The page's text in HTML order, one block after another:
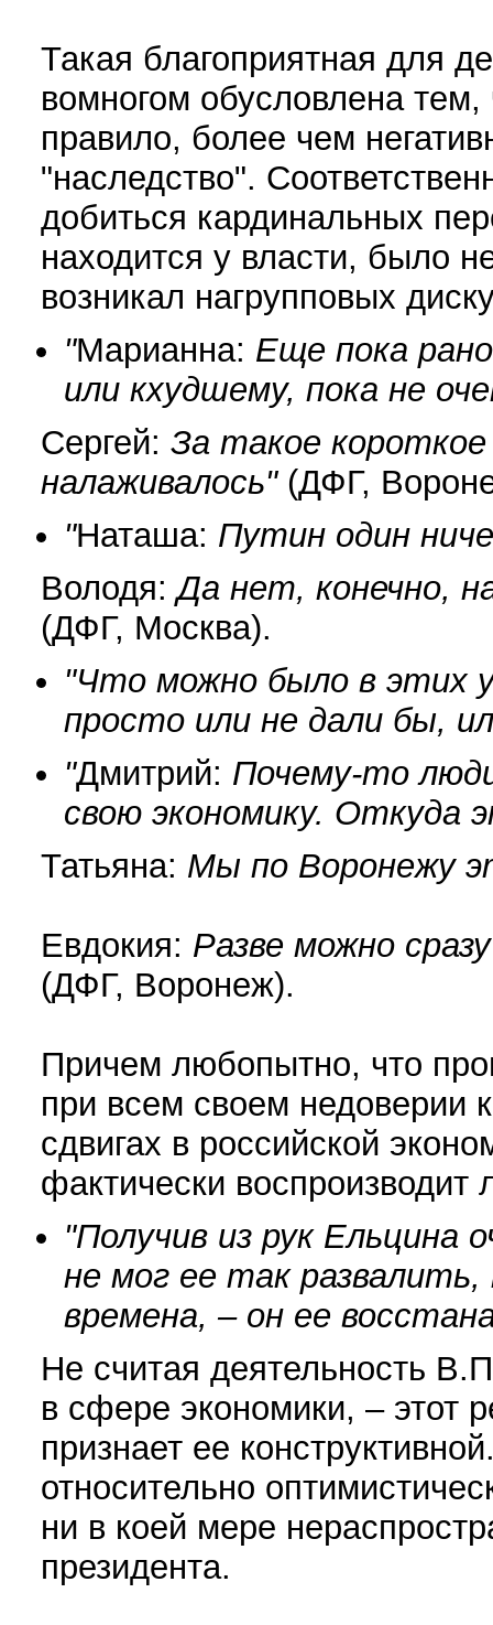
Такая благоприятная для
вомногом обусловлена тем,
правило, более чем
"наследство".
добиться кардинальных
находится у власти, было
возникал нагрупповых
"Марианна: Еще пока
или кхудшему, пока не
Сергей: За такое короткое
налаживалось"(ДФГ,
"Наташа: Путин один
Володя:Да нет, конечно,
(ДФГ, Москва).
"Что можно было в этих
просто или не дали бы,
"Дмитрий: Почему-то
свою экономику. Откуда
Татьяна: Мы по Воронежу
Евдокия: Разве можно
(ДФГ, Воронеж).
Причем любопытно, что
при всем своем недоверии
сдвигах в российской
фактически воспроизводит
"Получив из рук Ельцина
не мог ее так
времена, – он ее
Не считая деятельность
в сфере экономики, – этот
признает ее
относительно
ни в коей мере
президента.